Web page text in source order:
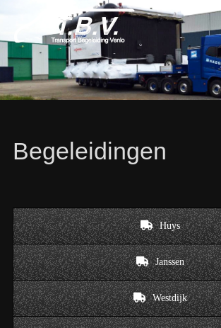
Begeleidingen
Huys
Janssen
Westdijk